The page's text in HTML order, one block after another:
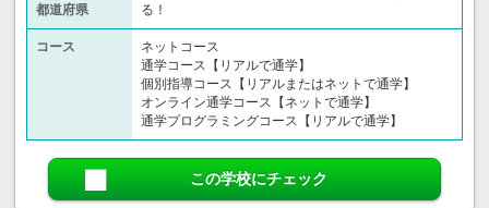
都道府県
る！
コース
ネットコース
通学コース【リアルで通学】
個別指導コース【リアルまたはネットで通学】
オンライン通学コース【ネットで通学】
通学プログラミングコース【リアルで通学】
この学校にチェック